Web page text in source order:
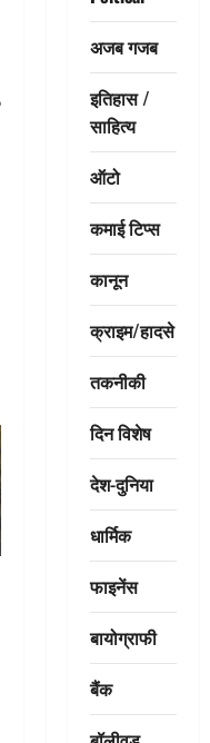
अजब गजब
इतिहास /
साहित्य
ऑटो
कमाई टिप्स
कानून
क्राइम/हादसे
तकनीकी
दिन विशेष
देश-दुनिया
धार्मिक
फाइनेंस
बायोग्राफी
बैंक